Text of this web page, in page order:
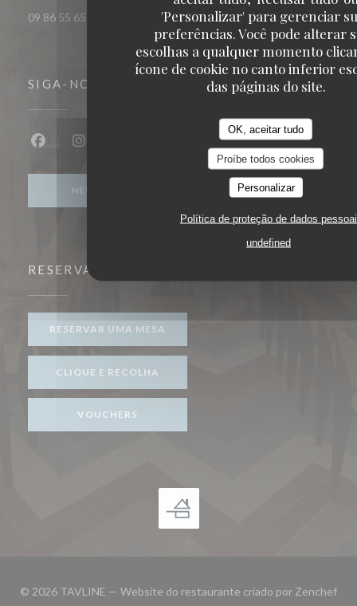
'Personalizar' para gerenciar
preferências. Você pode alterar
escolhas a qualquer momento
ícone de cookie no canto inferior
das páginas do site.
OK, aceitar tudo
Proíbe todos cookies
Personalizar
Política de proteção de dados
undefined
09 86 55 65 65
SIGA-NOS
Facebook ((abre numa nova janela))
Instagram ((abre numa nova janela))
NEWSLETTER
RESERVA
RESERVAR UMA MESA
CLIQUE E RECOLHA
VOUCHERS
© 2026 TAVLINE — Website do restaurante criado por Zenchef